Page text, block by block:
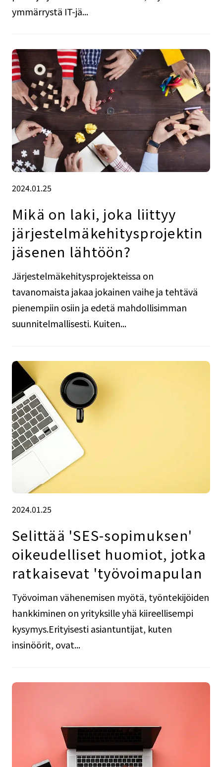
ymmärrystä IT-jä...
2024.01.25
Mikä on laki, joka liittyy
järjestelmäkehitysprojektin
jäsenen lähtöön?
Järjestelmäkehitysprojekteissa on
tavanomaista jakaa jokainen vaihe ja tehtävä
pienempiin osiin ja edetä mahdollisimman
suunnitelmallisesti. Kuiten...
2024.01.25
Selittää 'SES-sopimuksen'
oikeudelliset huomiot, jotka
ratkaisevat 'työvoimapulan
Työvoiman vähenemisen myötä, työntekijöiden
hankkiminen on yrityksille yhä kiireellisempi
kysymys.Erityisesti asiantuntijat, kuten
insinöörit, ovat...